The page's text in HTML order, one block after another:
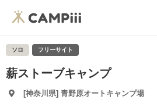
ソロ フリーサイト
薪ストーブキャンプ
[神奈川県] 青野原オートキャンプ場